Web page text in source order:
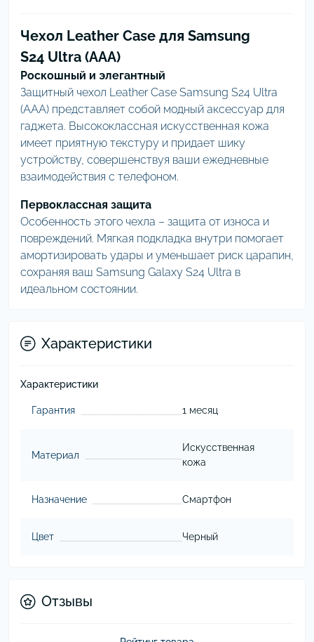
Чехол Leather Case для Samsung
S24 Ultra (AAA)
Роскошный и элегантный
Защитный чехол Leather Case Samsung S24 Ultra
(AAA) представляет собой модный аксессуар для
гаджета. Высококлассная искусственная кожа
имеет приятную текстуру и придает шику
устройству, совершенствуя ваши ежедневные
взаимодействия с телефоном.
Первоклассная защита
Особенность этого чехла – защита от износа и
повреждений. Мягкая подкладка внутри помогает
амортизировать удары и уменьшает риск царапин,
сохраняя ваш Samsung Galaxy S24 Ultra в
идеальном состоянии.
Характеристики
Характеристики
Гарантия 1 месяц
Материал
Искусственная
кожа
Назначение Смартфон
Цвет Черный
Отзывы